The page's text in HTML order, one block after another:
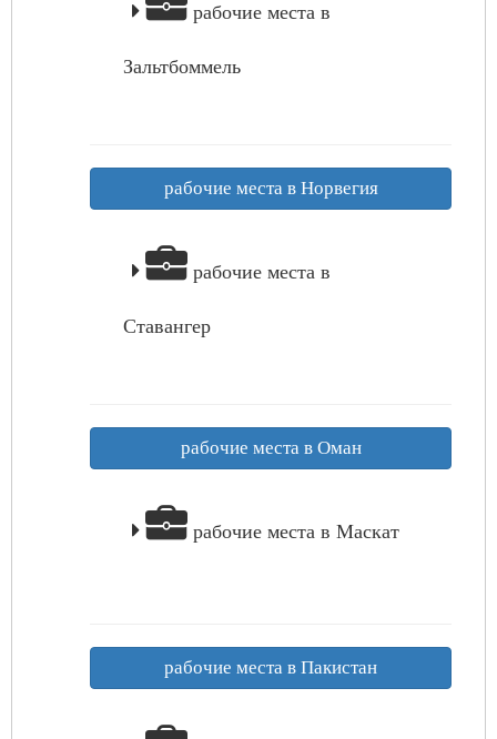
рабочие места в
Зальтбоммель
рабочие места в Норвегия
рабочие места в
Ставангер
рабочие места в Оман
рабочие места в Маскат
рабочие места в Пакистан